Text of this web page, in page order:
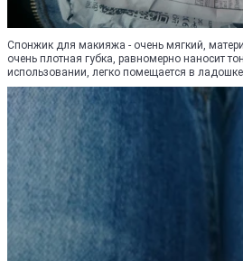
Спонжик для макияжа - очень мягкий,
очень плотная губка, равномерно наносит
использовании, легко помещается в